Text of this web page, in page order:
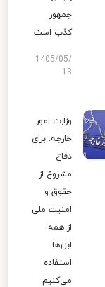
جمهور
کذب است
1405/05/
13
وزارت امور
خارجه: برای
دفاع
مشروع از
حقوق و
امنیت ملی
از همه
ابزارها
استفاده
می‌کنیم